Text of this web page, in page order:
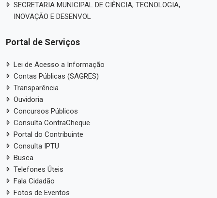
SECRETARIA MUNICIPAL DE CIÊNCIA, TECNOLOGIA,
INOVAÇÃO E DESENVOL
Portal de Serviços
Lei de Acesso a Informação
Contas Públicas (SAGRES)
Transparência
Ouvidoria
Concursos Públicos
Consulta ContraCheque
Portal do Contribuinte
Consulta IPTU
Busca
Telefones Úteis
Fala Cidadão
Fotos de Eventos